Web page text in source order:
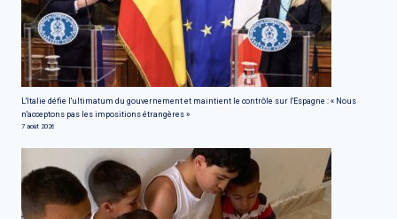
L'Italie défie l'ultimatum du gouvernement et maintient le contrôle sur l'Espagne : « Nous
n'acceptons pas les impositions étrangères »
7 août 2026